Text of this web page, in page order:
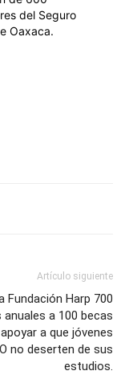
del Seguro
Oaxaca.
Artículo siguiente
Fundación Harp 700
a 100 becas
a que jóvenes
no deserten de sus
estudios.